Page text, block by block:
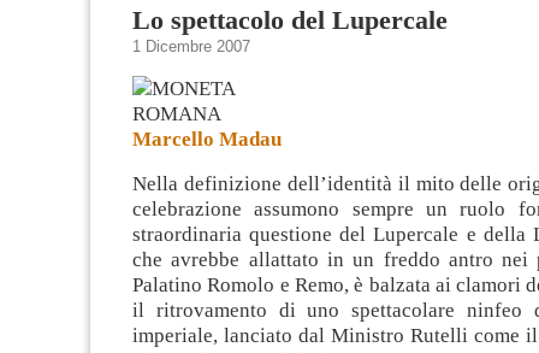
Lo spettacolo del Lupercale
1 Dicembre 2007
Marcello Madau
Nella definizione dell’identità il mito delle
celebrazione assumono sempre un ruolo
straordinaria questione del Lupercale e della
che avrebbe allattato in un freddo antro nei
Palatino Romolo e Remo, è balzata ai clamori
il ritrovamento di uno spettacolare ninfeo
imperiale, lanciato dal Ministro Rutelli come